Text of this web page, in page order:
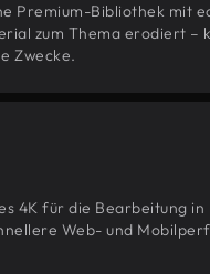
Premium-Bibliothek mit
zum Thema erodiert –
Zwecke.
4K für die Bearbeitung
Web- und